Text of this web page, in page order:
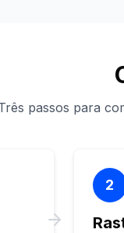
passos para
2